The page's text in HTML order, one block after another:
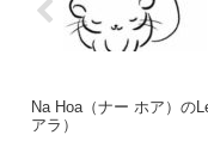
Na Hoa（ナー ホア）の
アラ）